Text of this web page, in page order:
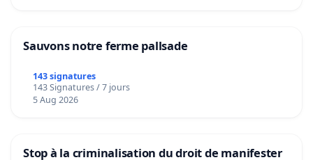
Sauvons notre ferme pallsade
143 signatures
143 Signatures / 7 jours
5 Aug 2026
Stop à la criminalisation du droit de manifester